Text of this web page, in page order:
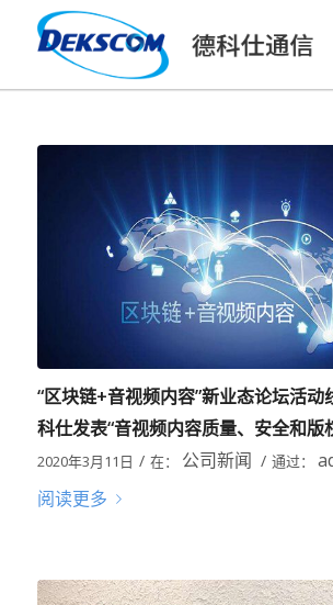
“区块链+音视频内容”新业态论坛活
科仕发表“音视频内容质量、安全和版
2020年3月11日 / 在： 公司新闻 / 通过：
阅读更多